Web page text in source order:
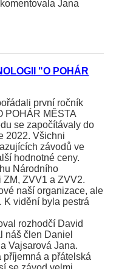
Jana
"O POHÁR
první ročník
POHÁR MĚSTA
se započítávaly do
2022. Všichni
závodů ve
hodnotné ceny.
Národního
ZM, ZVV1 a ZVV2.
naší organizace, ale
K vidění byla pestrá
rozhodčí David
náš člen Daniel
Vajsarová Jana.
a přátelská